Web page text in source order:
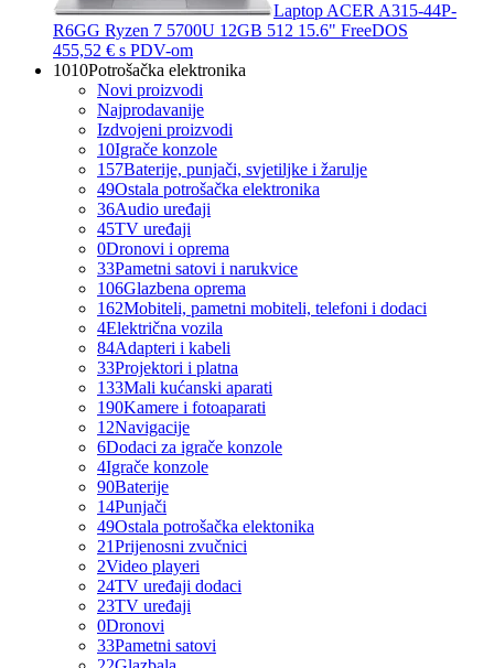
Laptop ACER A315-44P-
R6GG Ryzen 7 5700U 12GB 512 15.6" FreeDOS
455,52 € s PDV-om
1010Potrošačka elektronika
Novi proizvodi
Najprodavanije
Izdvojeni proizvodi
10Igrače konzole
157Baterije, punjači, svjetiljke i žarulje
49Ostala potrošačka elektronika
36Audio uređaji
45TV uređaji
0Dronovi i oprema
33Pametni satovi i narukvice
106Glazbena oprema
162Mobiteli, pametni mobiteli, telefoni i dodaci
4Električna vozila
84Adapteri i kabeli
33Projektori i platna
133Mali kućanski aparati
190Kamere i fotoaparati
12Navigacije
6Dodaci za igrače konzole
4Igrače konzole
90Baterije
14Punjači
49Ostala potrošačka elektonika
21Prijenosni zvučnici
2Video playeri
24TV uređaji dodaci
23TV uređaji
0Dronovi
33Pametni satovi